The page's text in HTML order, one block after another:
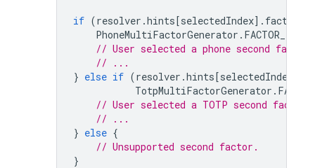
if (resolver .hints[selectedIndex]. factorId
PhoneMultiFactorGenerator . FACTOR_ID
// User selected a phone second factor.
// ...
} else if (resolver .hints[selectedIndex
TotpMultiFactorGenerator .
// User selected a TOTP second factor.
// ...
} else {
// Unsupported second factor.
}